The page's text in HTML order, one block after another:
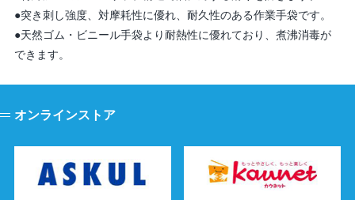
●突き刺し強度、対摩耗性に優れ、耐久性のある作業手袋です。
●天然ゴム・ビニール手袋より耐熱性に優れており、煮沸消毒が
できます。
オンラインストア